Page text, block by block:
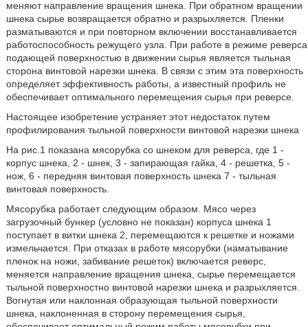
меняют направление вращения шнека. При обратном вращении
шнека сырье возвращается обратно и разрыхляется. Пленки
разматываются и при повторном включении восстанавливается
работоспособность режущего узла. При работе в режиме реверса
подающей поверхностью в движении сырья является тыльная
сторона винтовой нарезки шнека. В связи с этим эта поверхность
определяет эффективность работы, а известный профиль не
обеспечивает оптимального перемещения сырья при реверсе.
Настоящее изобретение устраняет этот недостаток путем
профилирования тыльной поверхности винтовой нарезки шнека
На рис.1 показана мясорубка со шнеком для реверса, где 1 -
корпус шнека, 2 - шнек, 3 - запирающая гайка, 4 - решетка, 5 -
нож, 6 - передняя винтовая поверхность шнека 7 - тыльная
винтовая поверхность.
Мясорубка работает следующим образом. Мясо через
загрузочный бункер (условно не показан) корпуса шнека 1
поступает в витки шнека 2, перемещаются к решетке и ножами
измельчается. При отказах в работе мясорубки (наматывание
пленок на ножи, забивание решеток) включается реверс,
меняется направление вращения шнека, сырье перемещается
тыльной поверхностно винтовой нарезки шнека и разрыхляется.
Вогнутая или наклонная образующая тыльной поверхности
шнека, наклоненная в сторону перемещения сырья,